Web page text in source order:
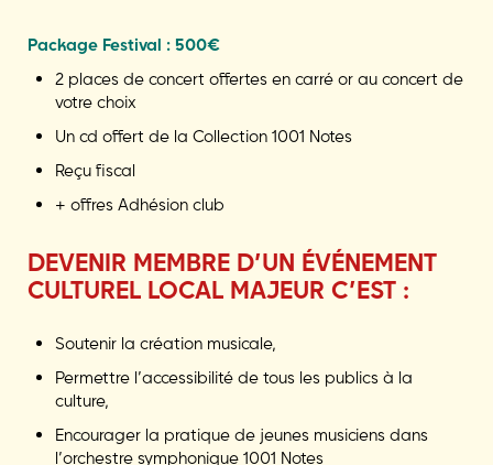
Package Festival : 500€
2 places de concert offertes en carré or au concert de
votre choix
Un cd offert de la Collection 1001 Notes
Reçu fiscal
+ offres Adhésion club
DEVENIR MEMBRE D’UN ÉVÉNEMENT
CULTUREL LOCAL MAJEUR C’EST :
Soutenir la création musicale,
Permettre l’accessibilité de tous les publics à la
culture,
Encourager la pratique de jeunes musiciens dans
l’orchestre symphonique 1001 Notes